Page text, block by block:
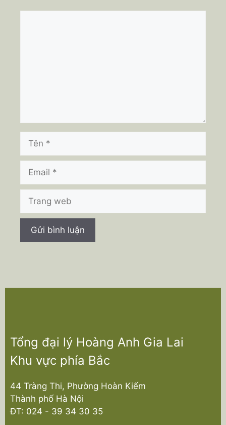
web
Tổng đại lý Hoàng Anh Gia Lai
Khu vực phía Bắc
44 Tràng Thi, Phường Hoàn Kiếm
Thành phố Hà Nội
ĐT: 024 - 39 34 30 35